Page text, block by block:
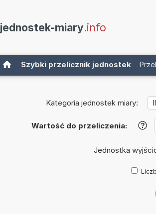
jednostek-miary.info
Szybki przelicznik jednostek
Kategoria jednostek miary:
Wartość do przeliczenia: ?
Jednostka